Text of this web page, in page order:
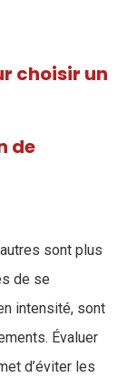
choisir un
de
sont plus
de se
intensité, sont
Évaluer
d’éviter les